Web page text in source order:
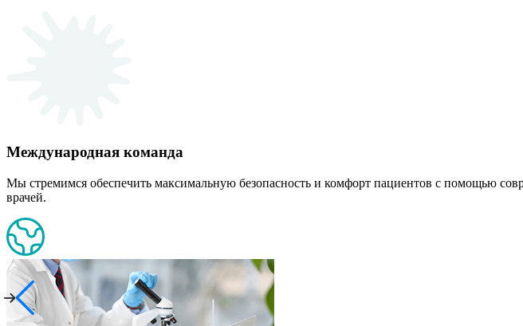
Международная команда
Мы стремимся обеспечить максимальную безопасность и комфорт пациентов с помощью
врачей.